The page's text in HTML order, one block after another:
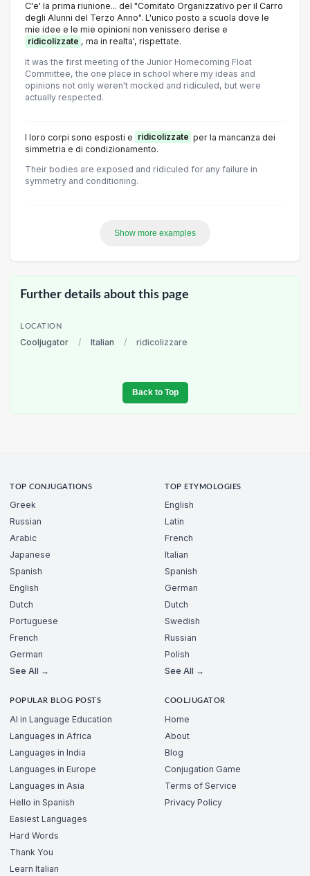
C'e' la prima riunione... del "Comitato Organizzativo per il Carro
degli Alunni del Terzo Anno". L'unico posto a scuola dove le
mie idee e le mie opinioni non venissero derise e
ridicolizzate , ma in realta', rispettate.
It was the first meeting of the Junior Homecoming Float
Committee, the one place in school where my ideas and
opinions not only weren't mocked and ridiculed, but were
actually respected.
I loro corpi sono esposti e ridicolizzate per la mancanza dei
simmetria e di condizionamento.
Their bodies are exposed and ridiculed for any failure in
symmetry and conditioning.
Show more examples
Further details about this page
LOCATION
Cooljugator / Italian / ridicolizzare
Back to Top
TOP CONJUGATIONS
Greek
Russian
Arabic
Japanese
Spanish
English
Dutch
Portuguese
French
German
See All →
TOP ETYMOLOGIES
English
Latin
French
Italian
Spanish
German
Dutch
Swedish
Russian
Polish
See All →
POPULAR BLOG POSTS
AI in Language Education
Languages in Africa
Languages in India
Languages in Europe
Languages in Asia
Hello in Spanish
Easiest Languages
Hard Words
Thank You
Learn Italian
COOLJUGATOR
Home
About
Blog
Conjugation Game
Terms of Service
Privacy Policy